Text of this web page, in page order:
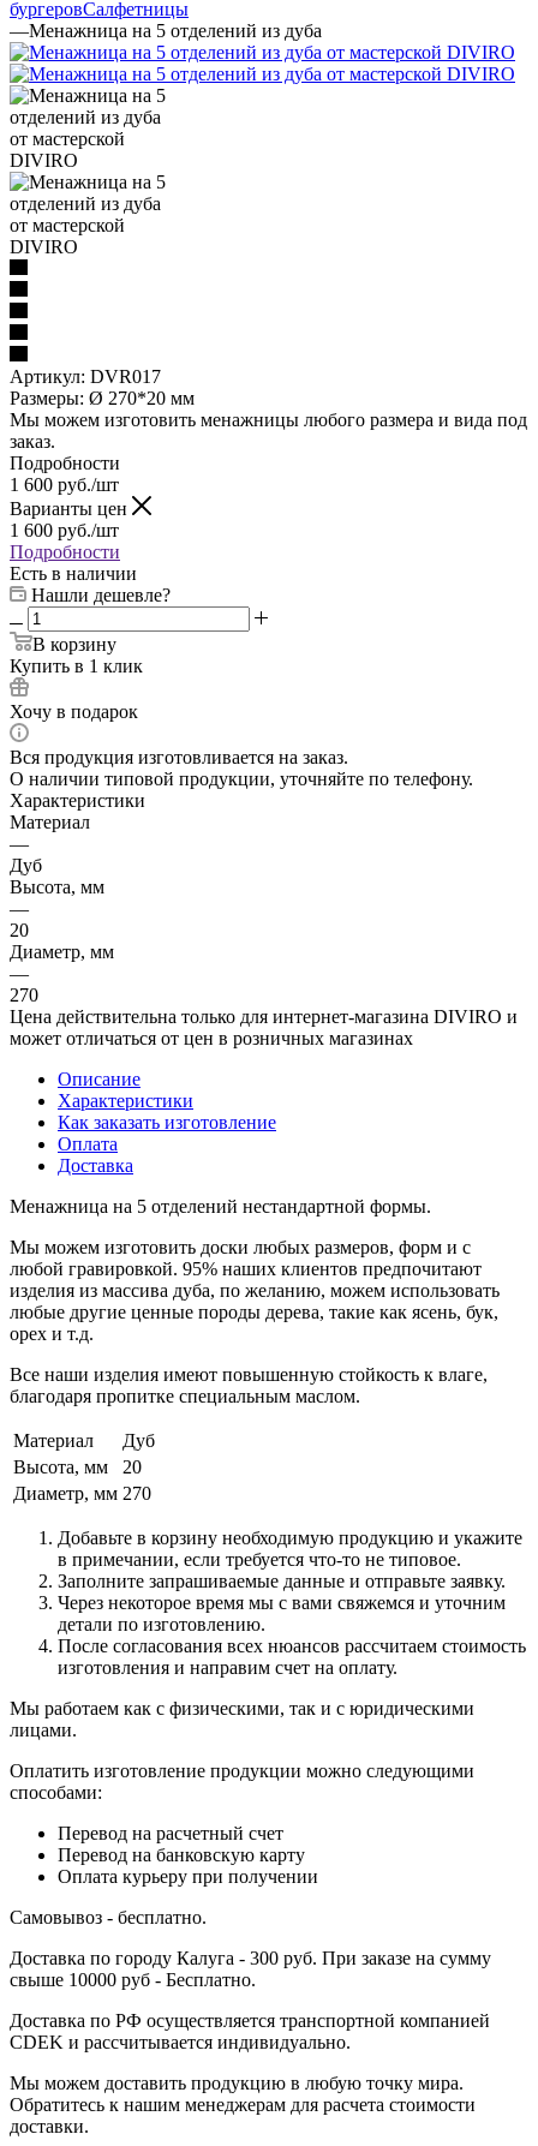
бургеровСалфетницы
—Менажница на 5 отделений из дуба
Артикул: DVR017
Размеры: Ø 270*20 мм
Мы можем изготовить менажницы любого размера и вида под
заказ.
Подробности
1 600 руб./шт
Варианты цен
1 600 руб./шт
Подробности
Есть в наличии
Нашли дешевле?
В корзину
Купить в 1 клик
Хочу в подарок
Вся продукция изготовливается на заказ.
О наличии типовой продукции, уточняйте по телефону.
Характеристики
Материал
—
Дуб
Высота, мм
—
20
Диаметр, мм
—
270
Цена действительна только для интернет-магазина DIVIRO и
может отличаться от цен в розничных магазинах
Описание
Характеристики
Как заказать изготовление
Оплата
Доставка
Менажница на 5 отделений нестандартной формы.
Мы можем изготовить доски любых размеров, форм и с
любой гравировкой. 95% наших клиентов предпочитают
изделия из массива дуба, по желанию, можем использовать
любые другие ценные породы дерева, такие как ясень, бук,
орех и т.д.
Все наши изделия имеют повышенную стойкость к влаге,
благодаря пропитке специальным маслом.
Материал
Дуб
Высота, мм
20
Диаметр, мм 270
Добавьте в корзину необходимую продукцию и укажите
в примечании, если требуется что-то не типовое.
Заполните запрашиваемые данные и отправьте заявку.
Через некоторое время мы с вами свяжемся и уточним
детали по изготовлению.
После согласования всех нюансов рассчитаем стоимость
изготовления и направим счет на оплату.
Мы работаем как с физическими, так и с юридическими
лицами.
Оплатить изготовление продукции можно следующими
способами:
Перевод на расчетный счет
Перевод на банковскую карту
Оплата курьеру при получении
Самовывоз - бесплатно.
Доставка по городу Калуга - 300 руб. При заказе на сумму
свыше 10000 руб - Бесплатно.
Доставка по РФ осуществляется транспортной компанией
CDEK и рассчитывается индивидуально.
Мы можем доставить продукцию в любую точку мира.
Обратитесь к нашим менеджерам для расчета стоимости
доставки.